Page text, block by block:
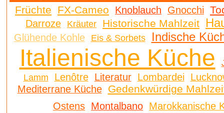
Früchte FX-Cameo Knoblauch Gnocchi
Darroze Kräuter Historische Mahlzeit
Glühende Kohle Eis & Sorbets Indische
Italienische Küche
Lamm
Lenôtre Literatur Lombardei
Mediterrane Küche
Gedenkwürdige
Ostens Montalbano Marokkanische